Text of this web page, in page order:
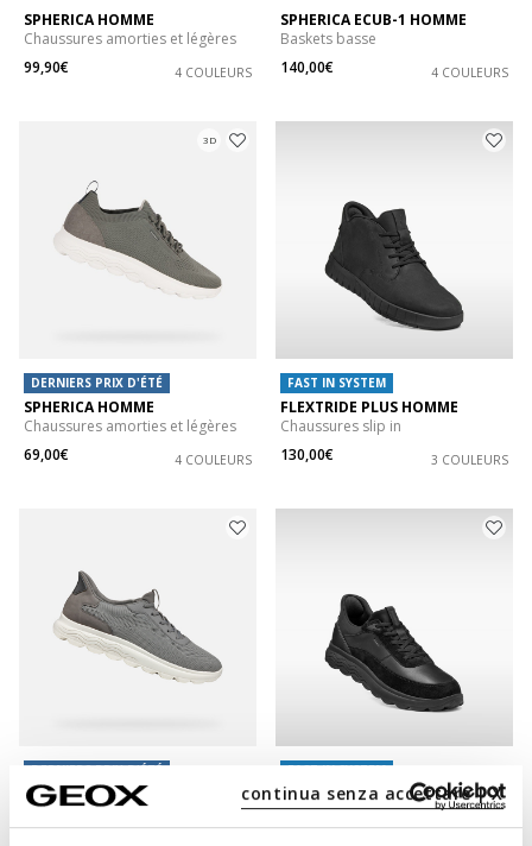
continua senza accettare | X
SPHERICA HOMME
Chaussures amorties et légères
99,90€
4 COULEURS
SPHERICA ECUB-1 HOMME
Baskets basse
140,00€
4 COULEURS
3D
DERNIERS PRIX D'ÉTÉ
SPHERICA HOMME
Chaussures amorties et légères
69,00€
4 COULEURS
FAST IN SYSTEM
FLEXTRIDE PLUS HOMME
Chaussures slip in
130,00€
3 COULEURS
DERNIERS PRIX D'ÉTÉ
SPHERICA PLUS HOMME
Baskets slip in
FAST IN SYSTEM
SPHERICA PLUS HOMME
Chaussures slip in